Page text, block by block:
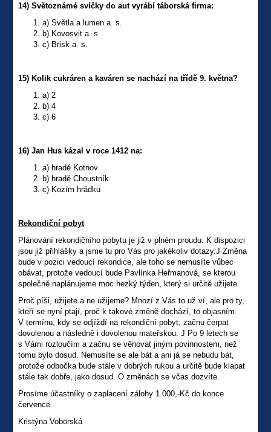
14) Světoznámé svíčky do aut vyrábí táborská firma:
a) Světla a lumen a. s.
b) Kovosvit a. s.
c) Brisk a. s.
15) Kolik cukráren a kaváren se nachází na třídě 9. května?
a) 2
b) 4
c) 6
16) Jan Hus kázal v roce 1412 na:
a) hradě Kotnov
b) hradě Choustník
c) Kozím hrádku
Rekondiční pobyt
Plánování rekondičního pobytu je již v plném proudu. K dispozici
jsou již přihlášky a jsme tu pro Vás pro jakékoliv dotazy.J Změna
bude v pozici vedoucí rekondice, ale toho se nemusíte vůbec
obávat, protože vedoucí bude Pavlínka Heřmanová, se kterou
společně naplánujeme moc hezký týden, který si určitě užijete.
Proč píši, užijete a ne užijeme? Mnozí z Vás to už ví, ale pro ty,
kteří se nyní ptají, proč k takové změně dochází, to objasním.
V termínu, kdy se odjíždí na rekondiční pobyt, začnu čerpat
dovolenou a následně i dovolenou mateřskou. J Po 9 letech se
s Vámi rozloučím a začnu se věnovat jiným povinnostem, než
tomu bylo dosud. Nemusíte se ale bát a ani já se nebudu bát,
protože odbočka bude stále v dobrých rukou a určitě bude klapat
stále tak dobře, jako dosud. O změnách se včas dozvíte.
Prosíme účastníky o zaplacení zálohy 1.000,-Kč do konce
července.
Kristýna Voborská